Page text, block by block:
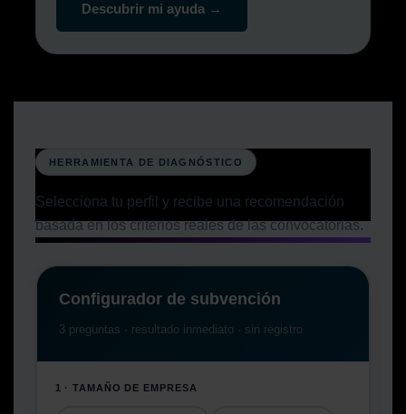
Descubrir mi ayuda →
HERRAMIENTA DE DIAGNÓSTICO
Selecciona tu perfil y recibe una recomendación
basada en los criterios reales de las convocatorias.
Configurador de subvención
3 preguntas · resultado inmediato · sin registro
1 · TAMAÑO DE EMPRESA